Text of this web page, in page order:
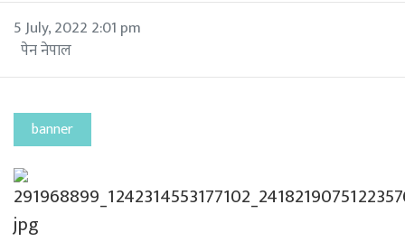
5 July, 2022 2:01 pm
पेन नेपाल
banner